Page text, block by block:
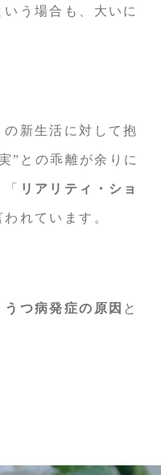
う場合も、大いに
新生活に対して抱
”との乖離が余りに
リアリティ・ショ
れています。
うつ病発症の原因 と